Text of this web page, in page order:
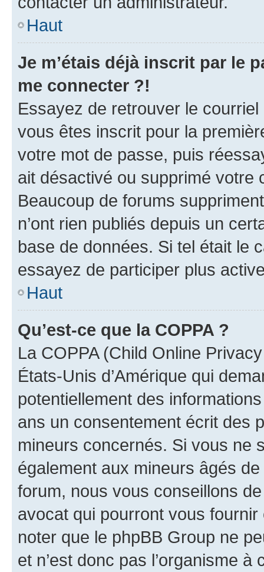
Haut
Je m’étais déjà inscrit par le
me connecter ?!
Essayez de retrouver le
vous êtes inscrit pour la
votre mot de passe, puis
ait désactivé ou supprimé votre
Beaucoup de forums
n’ont rien publiés depuis un
base de données. Si tel était le
essayez de participer plus
Haut
Qu’est-ce que la COPPA ?
La COPPA (Child Online
États-Unis d’Amérique qui
potentiellement des
ans un consentement écrit des
mineurs concernés. Si vous ne
également aux mineurs âgés
forum, nous vous conseillons
avocat qui pourront vous
noter que le phpBB Group ne
et n’est donc pas l’organisme